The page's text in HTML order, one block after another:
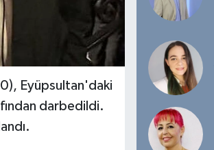
Eyüpsultan'daki
darbedildi.